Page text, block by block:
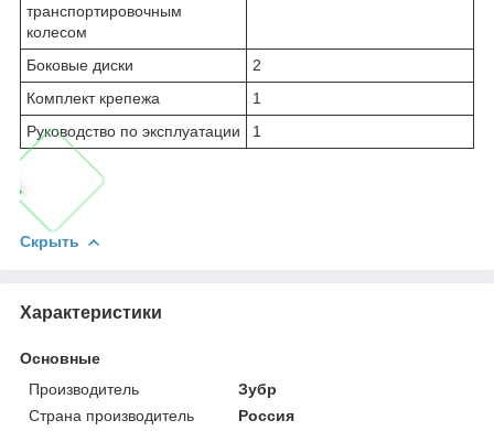
транспортировочным
колесом
Боковые диски
2
Комплект крепежа
1
Руководство по эксплуатации
1
Скрыть
Характеристики
Основные
Производитель
Зубр
Страна производитель
Россия